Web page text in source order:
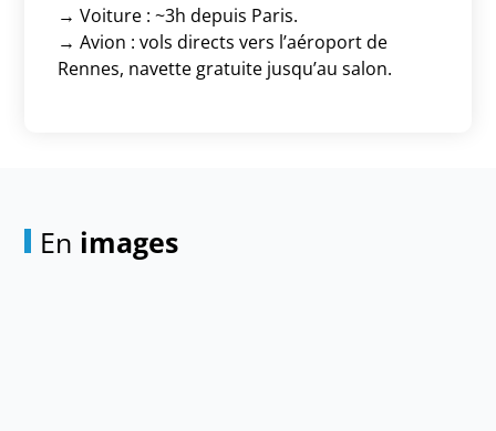
→ Voiture : ~3h depuis Paris.
→ Avion : vols directs vers l’aéroport de
Rennes, navette gratuite jusqu’au salon.
En images